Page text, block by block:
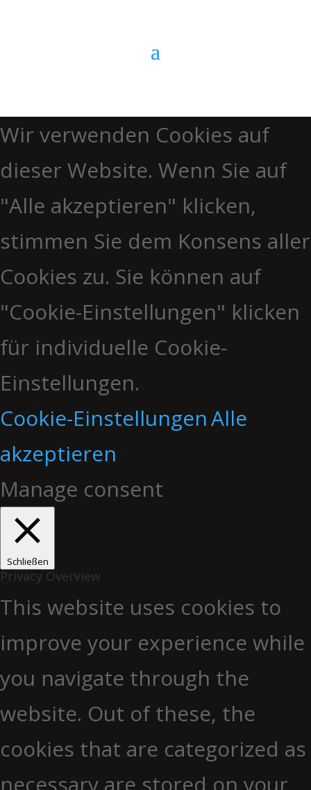
Wir verwenden Cookies auf
dieser Website. Wenn Sie auf
"Alle akzeptieren" klicken,
stimmen Sie dem Konsens aller
Cookies zu. Sie können auf
"Cookie-Einstellungen" klicken
für individuelle Cookie-
Einstellungen.
Cookie-EinstellungenAlle
akzeptieren
Manage consent
Schließen
Privacy Overview
This website uses cookies to
improve your experience while
you navigate through the
website. Out of these, the
cookies that are categorized as
necessary are stored on your